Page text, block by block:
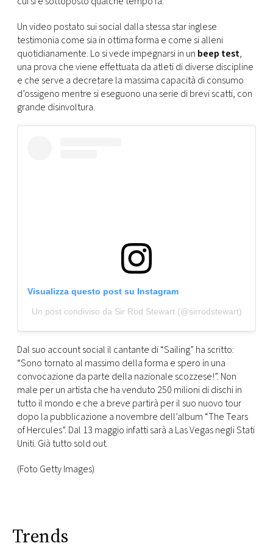
CONSIGLIA
Un video postato sui social dalla stessa star inglese
testimonia come sia in ottima forma e come si alleni
quotidianamente. Lo si vede impegnarsi in un beep test,
una prova che viene effettuata da atleti di diverse discipline
e che serve a decretare la massima capacità di consumo
d’ossigeno mentre si eseguono una serie di brevi scatti, con
grande disinvoltura.
Visualizza questo post su Instagram
Un post condiviso da Sir Rod Stewart (@sirrodstewart)
Dal suo account social il cantante di “Sailing” ha scritto:
“Sono tornato al massimo della forma e spero in una
convocazione da parte della nazionale scozzese!”. Non
male per un artista che ha venduto 250 milioni di dischi in
tutto il mondo e che a breve partirà per il suo nuovo tour
dopo la pubblicazione a novembre dell’album “The Tears
of Hercules”. Dal 13 maggio infatti sarà a Las Vegas negli Stati
Uniti. Già tutto sold out.
(Foto Getty Images)
Trends